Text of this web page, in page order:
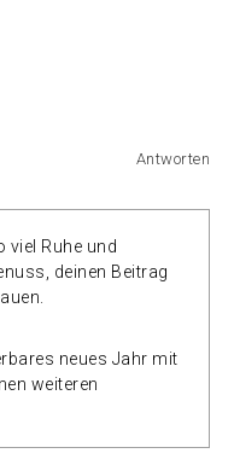
Antworten
viel Ruhe und
deinen Beitrag
neues Jahr mit
weiteren